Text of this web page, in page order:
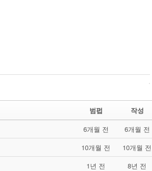
범펍
작성
6개월 전
6개월 전
10개월 전
10개월 전
1년 전
8년 전